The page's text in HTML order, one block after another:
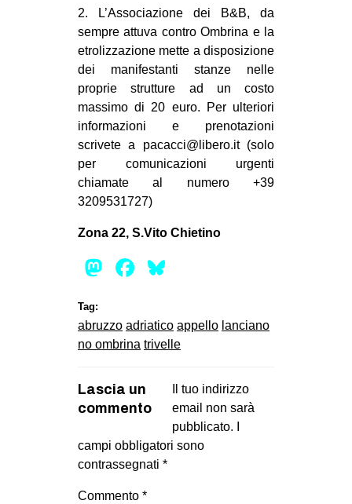
2. L’Associazione dei B&B, da
sempre attuva contro Ombrina e la
etrolizzazione mette a disposizione
dei manifestanti stanze nelle
proprie strutture ad un costo
massimo di 20 euro. Per ulteriori
informazioni e prenotazioni
scrivete a pacacci@libero.it (solo
per comunicazioni urgenti
chiamate al numero +39
3209531727)
Zona 22, S.Vito Chietino
Mastodon
Facebook
Tag:
abruzzo adriatico appello lanciano
no ombrina trivelle
Lascia un
commento
Il tuo indirizzo
email non sarà
pubblicato.
campi obbligatori sono
contrassegnati *
Commento *